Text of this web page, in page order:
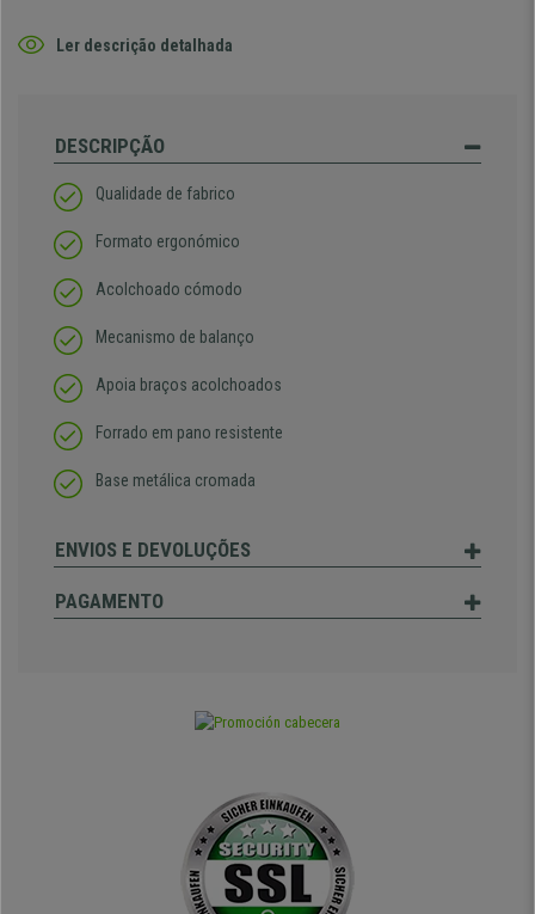
Ler descrição detalhada
DESCRIPÇÃO
Qualidade de fabrico
Formato ergonómico
Acolchoado cómodo
Mecanismo de balanço
Apoia braços acolchoados
Forrado em pano resistente
Base metálica cromada
ENVIOS E DEVOLUÇÕES
PAGAMENTO